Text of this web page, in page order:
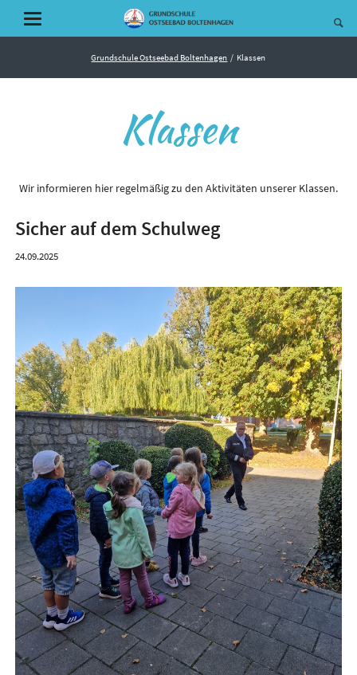
Grundschule Ostseebad Boltenhagen Klassen
Klassen
Wir informieren hier regelmäßig zu den Aktivitäten unserer Klassen.
Sicher auf dem Schulweg
24.09.2025